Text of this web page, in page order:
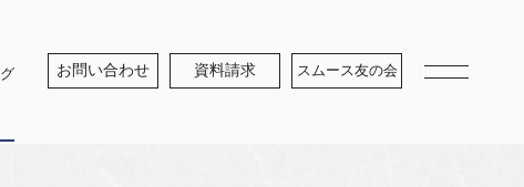
お問い合わせ 資料請求 スムース友の会